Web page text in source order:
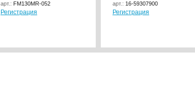
арт.: FM130MR-052
Регистрация
арт.: 16-59307900
Регистрация